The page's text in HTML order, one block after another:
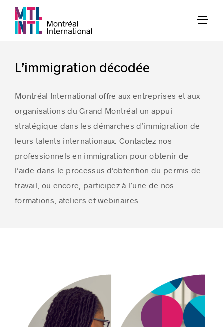
Histoires de réussite
L’immigration décodée
Montréal International offre aux entreprises et aux
organisations du Grand Montréal un appui
stratégique dans les démarches d’immigration de
leurs talents internationaux. Contactez nos
professionnels en immigration pour obtenir de
l’aide dans le processus d’obtention du permis de
travail, ou encore, participez à l’une de nos
formations, ateliers et webinaires.